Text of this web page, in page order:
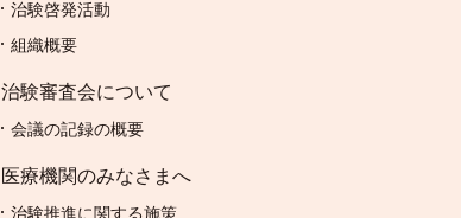
治験啓発活動
組織概要
治験審査会について
会議の記録の概要
医療機関のみなさまへ
治験推進に関する施策